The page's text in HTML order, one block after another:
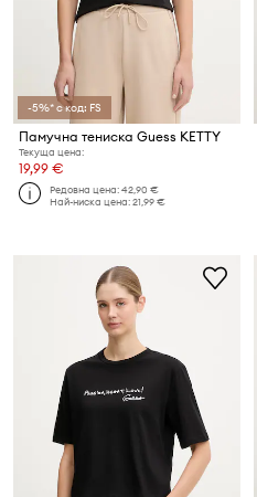
-5%* с код: FS
Памучна тениска Guess KETTY
Текуща цена:
19,99 €
Редовна цена:42,90 €
Най-ниска цена:21,99 €